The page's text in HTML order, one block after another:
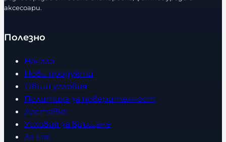
аксесоари.
Полезно
Начало
Нови продукти
Общи условия
Политика за поверителност
Доставка
Условия за връщане
За нас